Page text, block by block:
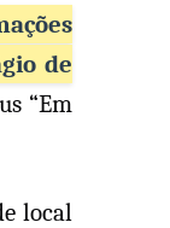
de
“Em
local